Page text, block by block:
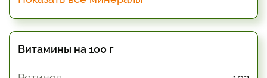
Витамины на 100 г